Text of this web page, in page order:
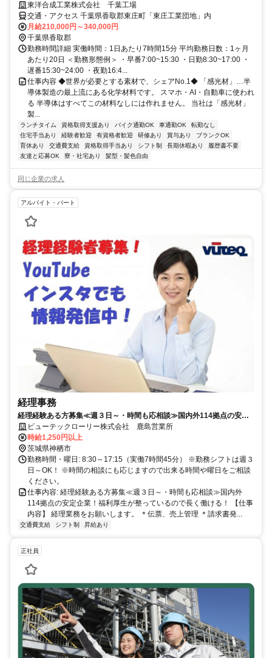
東洋合成工業株式会社 千葉工場
交通・アクセス 千葉県香取郡東庄町「東庄工業団地」内
月給210,000円～340,000円
千葉県香取郡
勤務時間詳細 実働時間：1日あたり7時間15分 平均勤務日数：1ヶ月
あたり20日 ＜勤務形態例＞ ・早番7:00~15:30 ・日勤8:30~17:00 ・
遅番15:30~24:00 ・夜勤16:4...
仕事内容 ◆世界が必要とする素材で、シェアNo.1◆ 「感光材」…半
導体製造の最上流にある化学材料です。 スマホ・AI・自動車に使われ
る 半導体はすべてこの材料なしには作れません。 当社は「感光材」
製...
ランチタイム 資格取得支援あり バイク通勤OK 車通勤OK
転勤なし
住宅手当あり
経験者歓迎 有資格者歓迎 研修あり 賞与あり
ブランクOK
育休あり
交通費支給 資格取得手当あり シフト制 長期休暇あり
履歴書不要
友達と応募OK
寮・社宅あり 髪型・髪色自由
同じ企業の求人
アルバイト・パート
経理事務
経理経験ある方募集≪週３日～・時間も応相談≫国内外114拠点の安定
企業！福利厚生が整っているので長く働ける！
ビューテックローリー株式会社 鹿島営業所
時給1,250円以上
茨城県神栖市
勤務時間・曜日: 8:30～17:15（実働7時間45分） ※勤務シフトは週３
日～OK！ ※時間の相談にも応じますので出来る時間や曜日をご相談
ください。
仕事内容: 経理経験ある方募集≪週３日～・時間も応相談≫国内外
114拠点の安定企業！福利厚生が整っているので長く働ける！ 【仕事
内容】 経理業務をお願いします。 ＊伝票、売上管理 ＊請求書発...
交通費支給 シフト制 昇給あり
正社員